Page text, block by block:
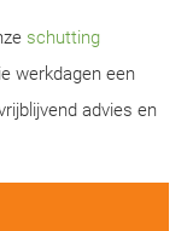
schutting
werkdagen een
advies en